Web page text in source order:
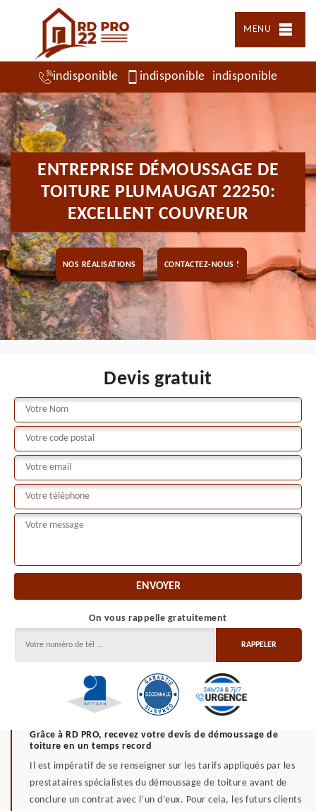
MENU
indisponible indisponible indisponible
ENTREPRISE DÉMOUSSAGE DE
TOITURE PLUMAUGAT 22250:
EXCELLENT COUVREUR
NOS RÉALISATIONS CONTACTEZ-NOUS !
Devis gratuit
On vous rappelle gratuitement
Grâce à RD PRO, recevez votre devis de démoussage de
toiture en un temps record
Il est impératif de se renseigner sur les tarifs appliqués par les
prestataires spécialistes du démoussage de toiture avant de
conclure un contrat avec l’un d’eux. Pour cela, les futurs clients